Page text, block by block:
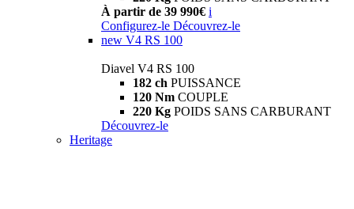
À partir de 39 990€ i
Configurez-le Découvrez-le
new V4 RS 100
Diavel V4 RS 100
182 ch PUISSANCE
120 Nm COUPLE
220 Kg POIDS SANS CARBURANT
Découvrez-le
Heritage